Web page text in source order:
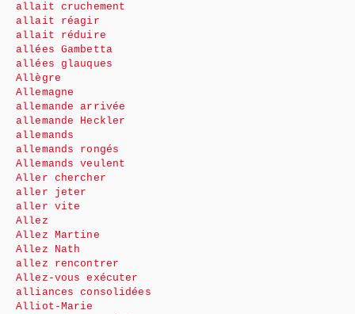
allait cruchement
allait réagir
allait réduire
allées Gambetta
allées glauques
Allègre
Allemagne
allemande arrivée
allemande Heckler
allemands
allemands rongés
Allemands veulent
Aller chercher
aller jeter
aller vite
Allez
Allez Martine
Allez Nath
allez rencontrer
Allez-vous exécuter
alliances consolidées
Alliot-Marie